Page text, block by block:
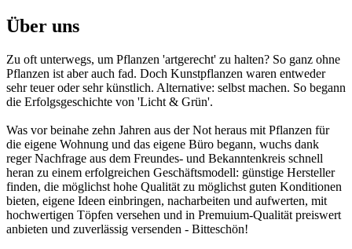
Über uns
Zu oft unterwegs, um Pflanzen 'artgerecht' zu halten? So ganz ohne
Pflanzen ist aber auch fad. Doch Kunstpflanzen waren entweder
sehr teuer oder sehr künstlich. Alternative: selbst machen. So begann
die Erfolgsgeschichte von 'Licht & Grün'.
Was vor beinahe zehn Jahren aus der Not heraus mit Pflanzen für
die eigene Wohnung und das eigene Büro begann, wuchs dank
reger Nachfrage aus dem Freundes- und Bekanntenkreis schnell
heran zu einem erfolgreichen Geschäftsmodell: günstige Hersteller
finden, die möglichst hohe Qualität zu möglichst guten Konditionen
bieten, eigene Ideen einbringen, nacharbeiten und aufwerten, mit
hochwertigen Töpfen versehen und in Premuium-Qualität preiswert
anbieten und zuverlässig versenden - Bitteschön!